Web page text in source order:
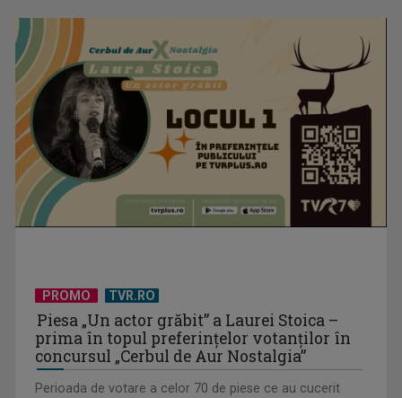
Visul începe la „Vedeta Familiei”! Au început înscrierile
pentru sezonul 9
Octavian Cotescu, în rolul maiorului Vigu, pus să rezolve
misterul unei ...
PROMO TVR.RO
Piesa „Un actor grăbit” a Laurei Stoica –
prima în topul preferinţelor votanţilor în
concursul „Cerbul de Aur Nostalgia”
Perioada de votare a celor 70 de piese ce au cucerit